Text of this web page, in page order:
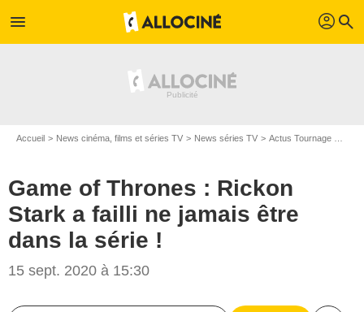
menu profil search
Accueil News cinéma, films et séries TV News séries TV Actus Tournage Séries TV
Game of Thrones : Rickon
Stark a failli ne jamais être
dans la série !
15 sept. 2020 à 15:30